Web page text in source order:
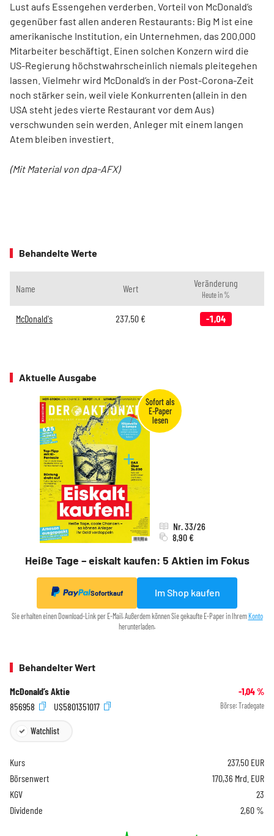
Lust aufs Essengehen verderben. Vorteil von McDonald’s
gegenüber fast allen anderen Restaurants: Big M ist eine
amerikanische Institution, ein Unternehmen, das 200.000
Mitarbeiter beschäftigt. Einen solchen Konzern wird die
US-Regierung höchstwahrscheinlich niemals pleitegehen
lassen. Vielmehr wird McDonald’s in der Post-Corona-Zeit
noch stärker sein, weil viele Konkurrenten (allein in den
USA steht jedes vierte Restaurant vor dem Aus)
verschwunden sein werden. Anleger mit einem langen
Atem bleiben investiert.
(Mit Material von dpa-AFX)
Behandelte Werte
Name Wert Veränderung
Heute in %
McDonald's 237,50 € -1,04
Aktuelle Ausgabe
Heiße Tage – eiskalt kaufen: 5 Aktien im Fokus
Nr. 33/26
8,90 €
Sofortkauf Im Shop kaufen
Sie erhalten einen Download-Link per E-Mail. Außerdem können Sie gekaufte E-Paper in IhremKonto
herunterladen.
Behandelter Wert
McDonald’s Aktie -1,04%
856958
US5801351017 Börse: Tradegate
Watchlist
Kurs 237,50 EUR
Börsenwert
170,36 Mrd. EUR
KGV
23
Dividende
2,60 %